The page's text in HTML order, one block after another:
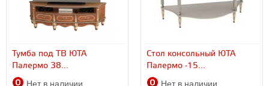
Тумба под ТВ ЮТА
Палермо 38...
Нет в наличии
Стол консольный ЮТА
Палермо -15...
Нет в наличии